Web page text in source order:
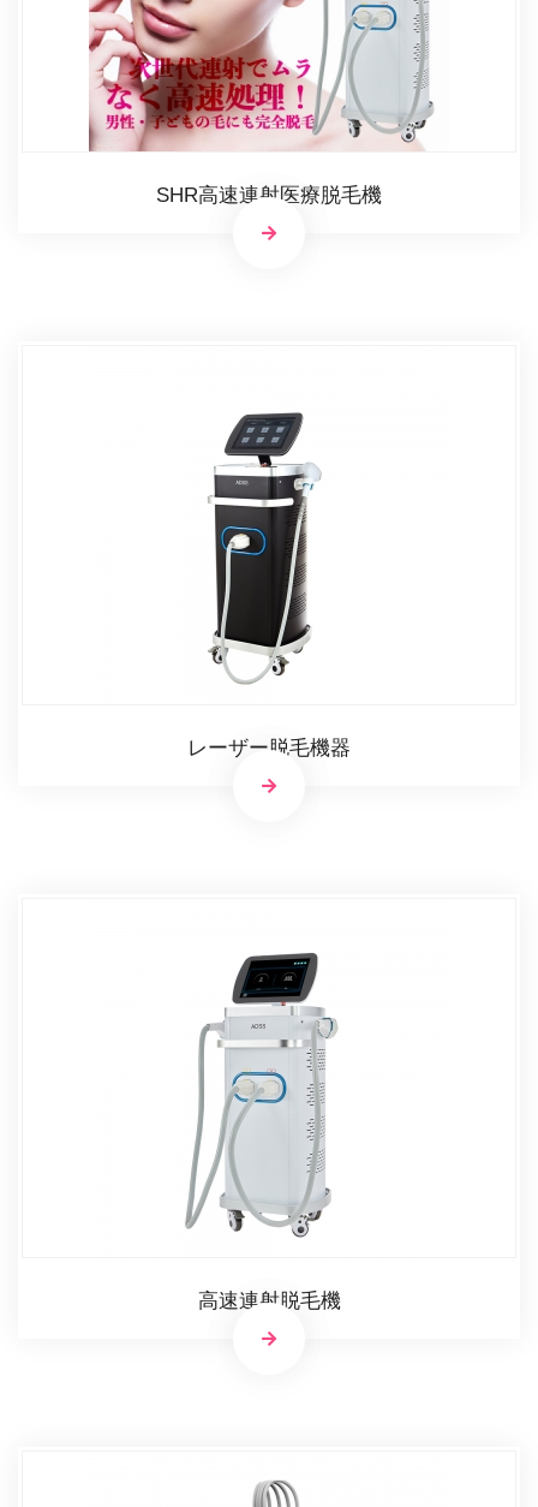
SHR高速連射医療脱毛機
レーザー脱毛機器
高速連射脱毛機